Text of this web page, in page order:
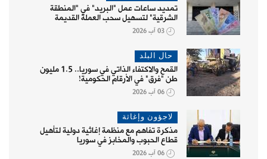
تمديد ساعات عمل "البريد" في "المنطقة
الشرقية" لتسهيل سحب العملة القديمة
03 آب 2026
حال البلد
القمح والاكتفاء الذاتي في سوريا.. 1.5 مليون
طن "فرق" في الأرقام الحكومية!
06 آب 2026
لاجؤون وإغاثة
مذكرة تفاهم مع منظمة إغاثية دولية لتأهيل
قطاع الحبوب والمخابز في سوريا
06 آب 2026